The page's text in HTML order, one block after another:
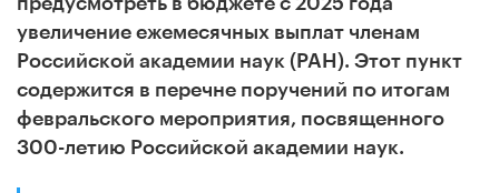
увеличение ежемесячных выплат членам
Российской академии наук (РАН). Этот пункт
содержится в перечне поручений по итогам
февральского мероприятия, посвященного
300-летию Российской академии наук.